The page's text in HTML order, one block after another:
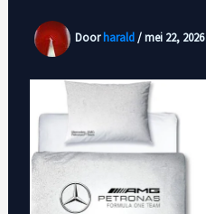
Doorharald/mei 22, 2026